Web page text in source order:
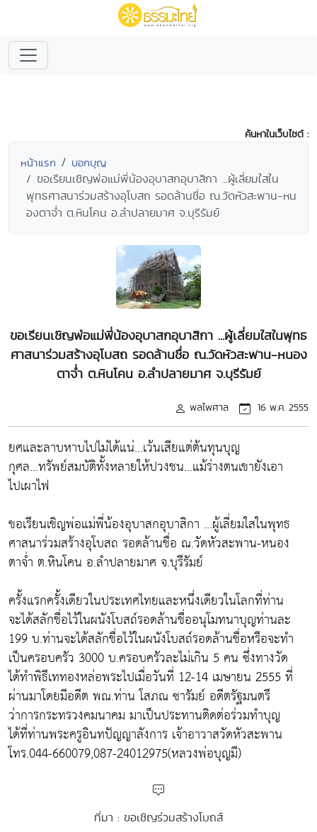
ค้นหาในเว็บไซต์ :
หน้าแรก บอกบุญ
ขอเรียนเชิญพ่อแม่พี่น้องอุบาสกอุบาสิกา ...ผู้เลี่ยมใสใน
พุทธศาสนาร่วมสร้างอุโบสถ รอดล้านชื่อ ณ.วัดหัวสะพาน-หน
องตาจ่ำ ต.หินโคน อ.ลำปลายมาศ จ.บุรีรัมย์
ขอเรียนเชิญพ่อแม่พี่น้องอุบาสกอุบาสิกา ...ผู้เลี่ยมใสในพุทธ
ศาสนาร่วมสร้างอุโบสถ รอดล้านชื่อ ณ.วัดหัวสะพาน-หนอง
ตาจ่ำ ต.หินโคน อ.ลำปลายมาศ จ.บุรีรัมย์
พลไพศาล 16 พ.ค. 2555
ยศและลาบหาบไปไม่ได้แน่...เว้นเสียแต่ต้นทุนบุญ
กุศล...ทรัพย์สมบัติทั้งหลายให้ปวงชน...แม้ร่างตนเขายังเอา
ไปเผาไฟ
ขอเรียนเชิญพ่อแม่พี่น้องอุบาสกอุบาสิกา ...ผู้เลี่ยมใสในพุทธ
ศาสนาร่วมสร้างอุโบสถ รอดล้านชื่อ ณ.วัดหัวสะพาน-หนอง
ตาจ่ำ ต.หินโคน อ.ลำปลายมาศ จ.บุรีรัมย์
ครั้งแรกครั้งเดียวในประเทศไทยและหนึ่งเดียวในโลกที่ท่าน
จะได้สลักชื่อไว้ในผนังโบสถ์รอดล้านชื่ออนุโมทนาบุญท่านละ
199 บ.ท่านจะได้สลักชื่อไว้ในผนังโบสถ์รอดล้านชื่อหรือจะทำ
เป็นครอบครัว 3000 บ.ครอบครัวละไม่เกิน 5 คน ซึ่งทางวัด
ได้ทำพิธีเททองหล่อพระไปเมื่อวันที่ 12-14 เมษายน 2555 ที่
ผ่านมาโดยมีอดีต พณ.ท่าน โสภณ ซารัมย์ อดีตรัฐมนตรี
ว่าการกระทรวงคมนาคม มาเป็นประทานติดต่อร่วมทำบุญ
ได้ที่ท่านพระครูอินทปัญญาลังการ เจ้าอาวาสวัดหัวสะพาน
โทร.044-660079,087-24012975(หลวงพ่อบุญมี)
ที่มา : ขอเชิญร่วมสร้างโบถส์